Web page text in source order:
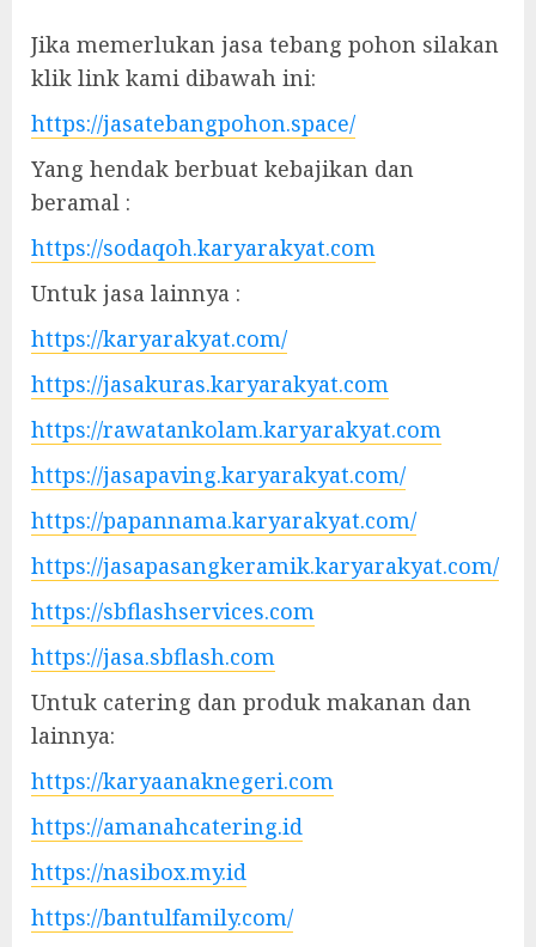
Jika memerlukan jasa tebang pohon silakan
klik link kami dibawah ini:
https://jasatebangpohon.space/
Yang hendak berbuat kebajikan dan
beramal :
https://sodaqoh.karyarakyat.com
Untuk jasa lainnya :
https://karyarakyat.com/
https://jasakuras.karyarakyat.com
https://rawatankolam.karyarakyat.com
https://jasapaving.karyarakyat.com/
https://papannama.karyarakyat.com/
https://jasapasangkeramik.karyarakyat.com/
https://sbflashservices.com
https://jasa.sbflash.com
Untuk catering dan produk makanan dan
lainnya:
https://karyaanaknegeri.com
https://amanahcatering.id
https://nasibox.my.id
https://bantulfamily.com/